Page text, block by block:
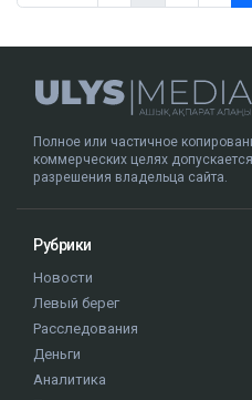
Полное или частичное
коммерческих целях
разрешения владельца сайта.
Рубрики
Новости
Левый берег
Расследования
Деньги
Аналитика